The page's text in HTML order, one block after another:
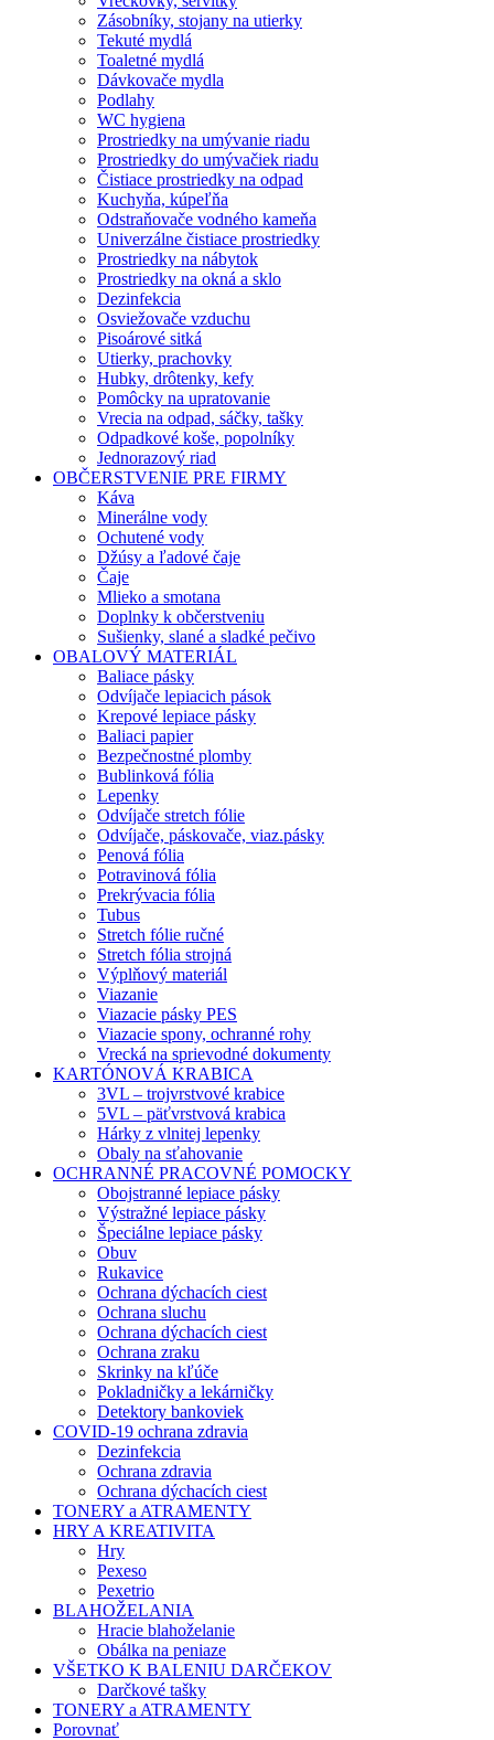
Zásobníky, stojany na utierky
Tekuté mydlá
Toaletné mydlá
Dávkovače mydla
Podlahy
WC hygiena
Prostriedky na umývanie riadu
Prostriedky do umývačiek riadu
Čistiace prostriedky na odpad
Kuchyňa, kúpeľňa
Odstraňovače vodného kameňa
Univerzálne čistiace prostriedky
Prostriedky na nábytok
Prostriedky na okná a sklo
Dezinfekcia
Osviežovače vzduchu
Pisoárové sitká
Utierky, prachovky
Hubky, drôtenky, kefy
Pomôcky na upratovanie
Vrecia na odpad, sáčky, tašky
Odpadkové koše, popolníky
Jednorazový riad
OBČERSTVENIE PRE FIRMY
Káva
Minerálne vody
Ochutené vody
Džúsy a ľadové čaje
Čaje
Mlieko a smotana
Doplnky k občerstveniu
Sušienky, slané a sladké pečivo
OBALOVÝ MATERIÁL
Baliace pásky
Odvíjače lepiacich pások
Krepové lepiace pásky
Baliaci papier
Bezpečnostné plomby
Bublinková fólia
Lepenky
Odvíjače stretch fólie
Odvíjače, páskovače, viaz.pásky
Penová fólia
Potravinová fólia
Prekrývacia fólia
Tubus
Stretch fólie ručné
Stretch fólia strojná
Výplňový materiál
Viazanie
Viazacie pásky PES
Viazacie spony, ochranné rohy
Vrecká na sprievodné dokumenty
KARTÓNOVÁ KRABICA
3VL – trojvrstvové krabice
5VL – päťvrstvová krabica
Hárky z vlnitej lepenky
Obaly na sťahovanie
OCHRANNÉ PRACOVNÉ POMOCKY
Obojstranné lepiace pásky
Výstražné lepiace pásky
Špeciálne lepiace pásky
Obuv
Rukavice
Ochrana dýchacích ciest
Ochrana sluchu
Ochrana dýchacích ciest
Ochrana zraku
Skrinky na kľúče
Pokladničky a lekárničky
Detektory bankoviek
COVID-19 ochrana zdravia
Dezinfekcia
Ochrana zdravia
Ochrana dýchacích ciest
TONERY a ATRAMENTY
HRY A KREATIVITA
Hry
Pexeso
Pexetrio
BLAHOŽELANIA
Hracie blahoželanie
Obálka na peniaze
VŠETKO K BALENIU DARČEKOV
Darčkové tašky
TONERY a ATRAMENTY
Porovnať